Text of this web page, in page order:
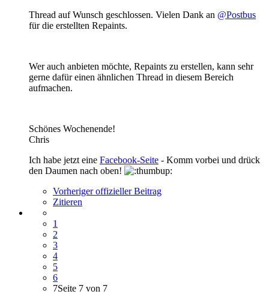
Thread auf Wunsch geschlossen. Vielen Dank an @Postbus
für die erstellten Repaints.
Wer auch anbieten möchte, Repaints zu erstellen, kann sehr
gerne dafür einen ähnlichen Thread in diesem Bereich
aufmachen.
Schönes Wochenende!
Chris
Ich habe jetzt eine Facebook-Seite - Komm vorbei und drück
den Daumen nach oben!
Vorheriger offizieller Beitrag
Zitieren
1
2
3
4
5
6
7Seite 7 von 7